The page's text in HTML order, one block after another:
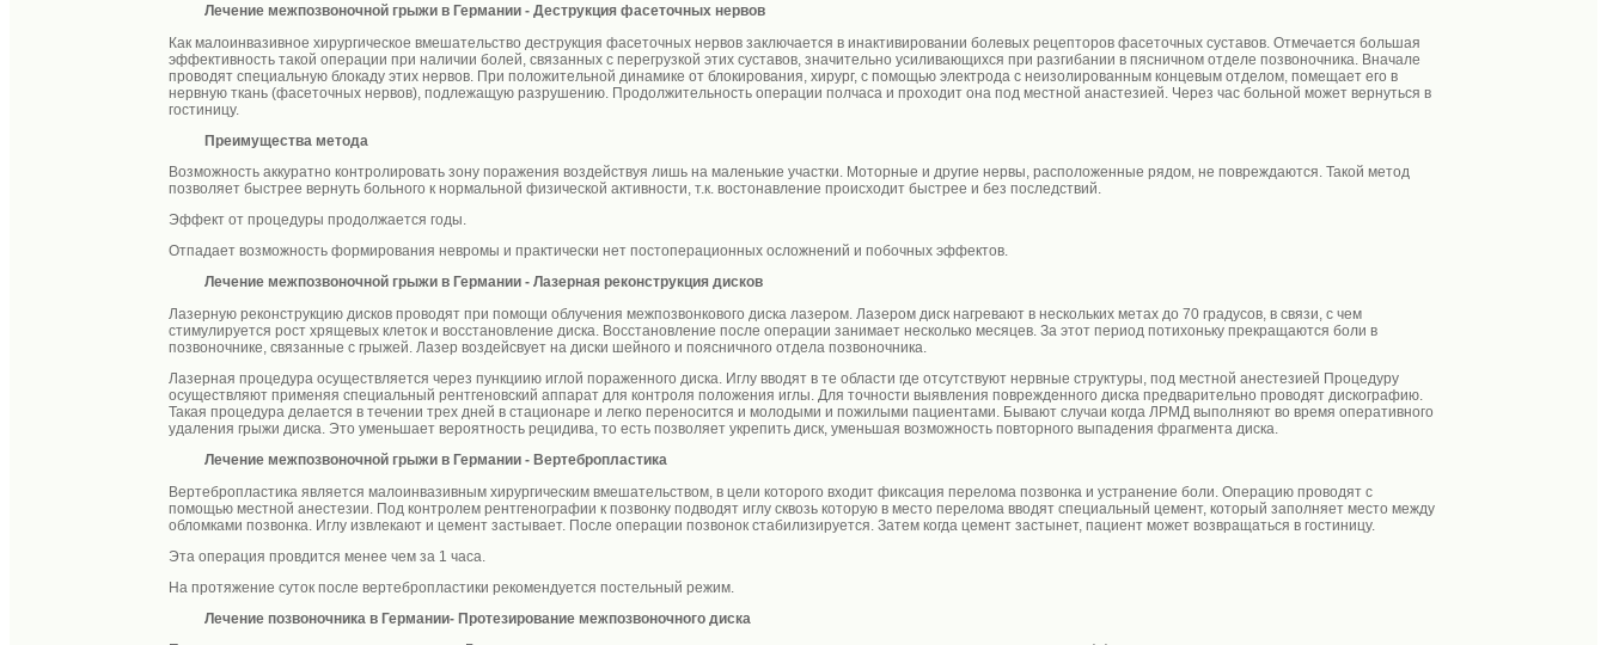
Лечение межпозвоночной грыжи в Германии- Деструкция фасеточных нервов
Как малоинвазивное хирургическое вмешательство деструкция фасеточных нервов заключается в инактивировании болевых рецепторов фасеточных суставов. Отмечается большая
эффективность такой операции при наличии болей, связанных с перегрузкой этих суставов, значительно усиливающихся при разгибании в пясничном отделе позвоночника. Вначале
проводят специальную блокаду этих нервов. При положительной динамике от блокирования, хирург, с помощью электрода с неизолированным концевым отделом, помещает его в
нервную ткань (фасеточных нервов), подлежащую разрушению. Продолжительность операции полчаса и проходит она под местной анастезией. Через час больной может вернуться в
гостиницу.
Преимущества метода
Возможность аккуратно контролировать зону поражения воздействуя лишь на маленькие участки. Моторные и другие нервы, расположенные рядом, не повреждаются. Такой метод
позволяет быстрее вернуть больного к нормальной физической активности, т.к. востонавление происходит быстрее и без последствий.
Эффект от процедуры продолжается годы.
Отпадает возможность формирования невромы и практически нет постоперационных осложнений и побочных эффектов.
Лечение межпозвоночной грыжи в Германии- Лазерная реконструкция дисков
Лазерную реконструкцию дисков проводят при помощи облучения межпозвонкового диска лазером. Лазером диск нагревают в нескольких метах до 70 градусов, в связи, с чем
стимулируется рост хрящевых клеток и восстановление диска. Восстановление после операции занимает несколько месяцев. За этот период потихоньку прекращаются боли в
позвоночнике, связанные с грыжей. Лазер воздейсвует на диски шейного и поясничного отдела позвоночника.
Лазерная процедура осуществляется через пункциию иглой пораженного диска. Иглу вводят в те области где отсутствуют нервные структуры, под местной анестезией Процедуру
осуществляют применяя специальный рентгеновский аппарат для контроля положения иглы. Для точности выявления поврежденного диска предварительно проводят дискографию.
Такая процедура делается в течении трех дней в стационаре и легко переносится и молодыми и пожилыми пациентами. Бывают случаи когда ЛРМД выполняют во время оперативного
удаления грыжи диска. Это уменьшает вероятность рецидива, то есть позволяет укрепить диск, уменьшая возможность повторного выпадения фрагмента диска.
Лечение межпозвоночной грыжи в Германии- Вертебропластика
Вертебропластика является малоинвазивным хирургическим вмешательством, в цели которого входит фиксация перелома позвонка и устранение боли. Операцию проводят с
помощью местной анестезии. Под контролем рентгенографии к позвонку подводят иглу сквозь которую в место перелома вводят специальный цемент, который заполняет место между
обломками позвонка. Иглу извлекают и цемент застывает. После операции позвонок стабилизируется. Затем когда цемент застынет, пациент может возвращаться в гостиницу.
Эта операция провдится менее чем за 1 часа.
На протяжение суток после вертебропластики рекомендуется постельный режим.
Лечение позвоночника в Германии- Протезирование межпозвоночного диска